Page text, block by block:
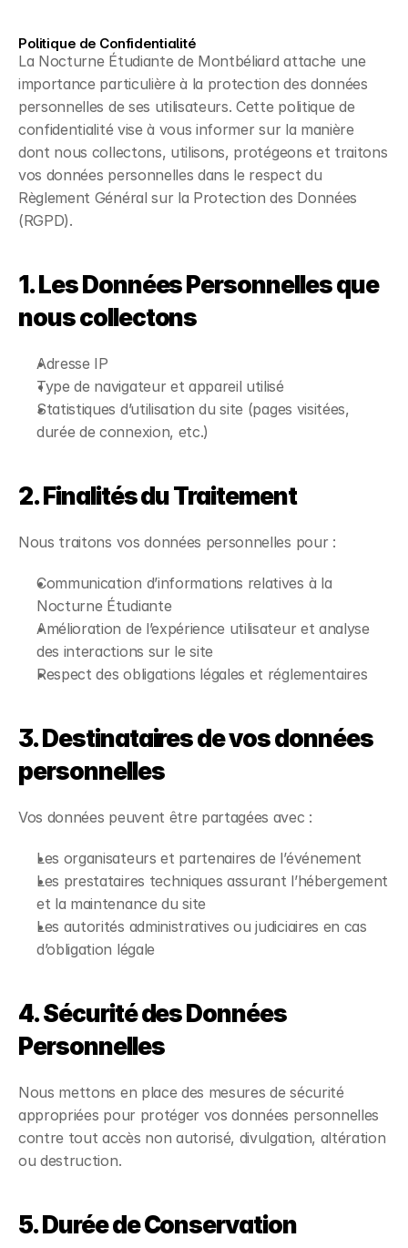
Politique de Confidentialité
La Nocturne Étudiante de Montbéliard attache une
importance particulière à la protection des données
personnelles de ses utilisateurs. Cette politique de
confidentialité vise à vous informer sur la manière
dont nous collectons, utilisons, protégeons et traitons
vos données personnelles dans le respect du
Règlement Général sur la Protection des Données
(RGPD).
1. Les Données Personnelles que
nous collectons
Adresse IP
Type de navigateur et appareil utilisé
Statistiques d’utilisation du site (pages visitées,
durée de connexion, etc.)
2. Finalités du Traitement
Nous traitons vos données personnelles pour :
Communication d’informations relatives à la
Nocturne Étudiante
Amélioration de l’expérience utilisateur et analyse
des interactions sur le site
Respect des obligations légales et réglementaires
3. Destinataires de vos données
personnelles
Vos données peuvent être partagées avec :
Les organisateurs et partenaires de l’événement
Les prestataires techniques assurant l’hébergement
et la maintenance du site
Les autorités administratives ou judiciaires en cas
d’obligation légale
4. Sécurité des Données
Personnelles
Nous mettons en place des mesures de sécurité
appropriées pour protéger vos données personnelles
contre tout accès non autorisé, divulgation, altération
ou destruction.
5. Durée de Conservation